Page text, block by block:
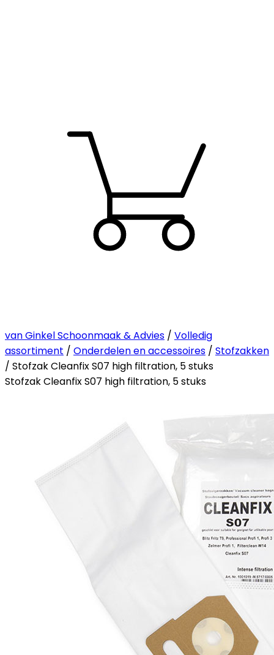
van Ginkel Schoonmaak & Advies / Volledig
assortiment / Onderdelen en accessoires / Stofzakken
/ Stofzak Cleanfix S07 high filtration, 5 stuks
Stofzak Cleanfix S07 high filtration, 5 stuks